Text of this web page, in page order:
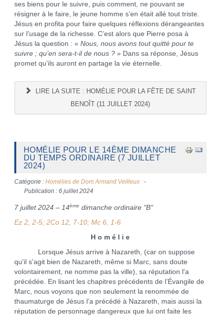
ses biens pour le suivre, puis comment, ne pouvant se
résigner à le faire, le jeune homme s’en était allé tout triste.
Jésus en profita pour faire quelques réflexions dérangeantes
sur l’usage de la richesse. C’est alors que Pierre posa à
Jésus la question : « Nous, nous avons tout quitté pour te
suivre ; qu’en sera-t-il de nous ?» Dans sa réponse, Jésus
promet qu’ils auront en partage la vie éternelle.
LIRE LA SUITE : HOMÉLIE POUR LA FÊTE DE SAINT
BENOÎT (11 JUILLET 2024)
HOMÉLIE POUR LE 14ÈME DIMANCHE
DU TEMPS ORDINAIRE (7 JUILLET
2024)
Catégorie : Homélies de Dom Armand Veilleux
Publication : 6 juillet 2024
7 juillet 2024 – 14ème dimanche ordinaire "B"
Ez 2, 2-5; 2Co 12, 7-10; Mc 6, 1-6
H o m é l i e
Lorsque Jésus arrive à Nazareth, (car on suppose
qu'il s'agit bien de Nazareth, même si Marc, sans doute
volontairement, ne nomme pas la ville), sa réputation l'a
précédée. En lisant les chapitres précédents de l’Évangile de
Marc, nous voyons que non seulement la renommée de
thaumaturge de Jésus l’a précédé à Nazareth, mais aussi la
réputation de personnage dangereux que lui ont faite les